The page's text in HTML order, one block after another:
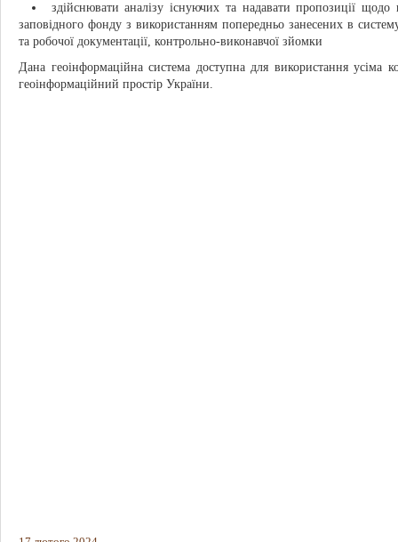
здійснювати аналізу існуючих та надавати пропозиції
заповідного фонду з використанням попередньо занесених в
та робочої документації, контрольно-виконавчої зйомки
Дана геоінформаційна система доступна для використання усіма
геоінформаційний простір України.